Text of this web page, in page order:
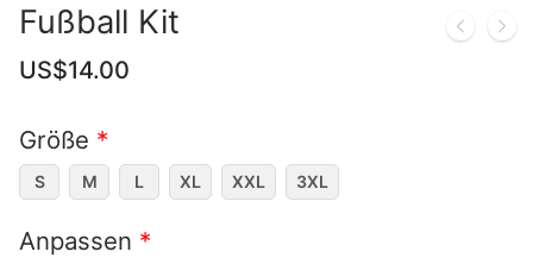
Fußball Kit
US$14.00
Größe *
S M L XL XXL 3XL
Anpassen *